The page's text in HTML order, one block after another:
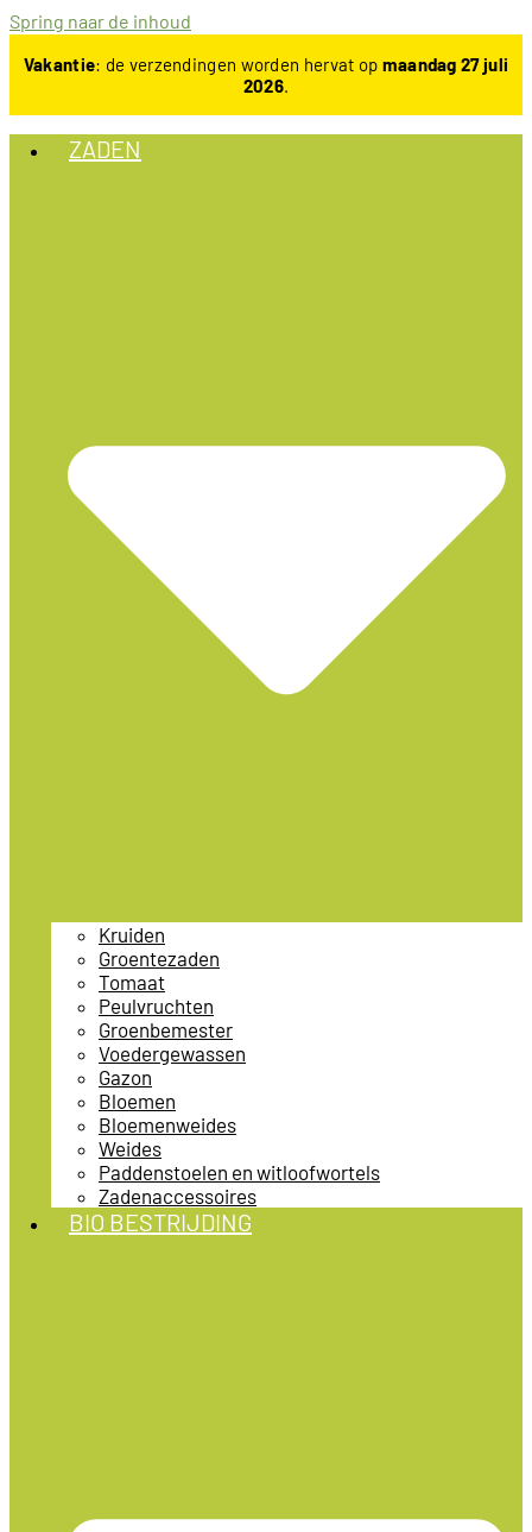
Spring naar de inhoud
Vakantie: de verzendingen worden hervat op maandag 27 juli
2026.
ZADEN
Kruiden
Groentezaden
Tomaat
Peulvruchten
Groenbemester
Voedergewassen
Gazon
Bloemen
Bloemenweides
Weides
Paddenstoelen en witloofwortels
Zadenaccessoires
BIO BESTRIJDING